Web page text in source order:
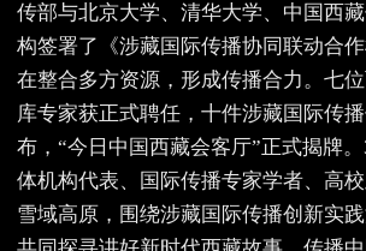
传部与北京大学、清华大学、中国西
构签署了《涉藏国际传播协同联动合
在整合多方资源，形成传播合力。七
库专家获正式聘任，十件涉藏国际传
布，“今日中国西藏会客厅”正式揭牌
体机构代表、国际传播专家学者、高
雪域高原，围绕涉藏国际传播创新实